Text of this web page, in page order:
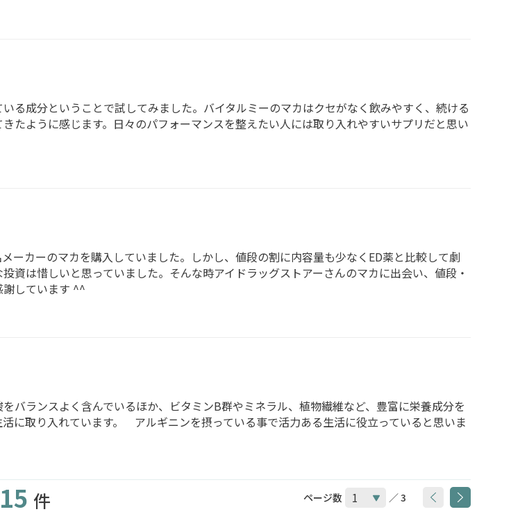
る成分ということで試してみました。バイタルミーのマカはクセがなく飲みやすく、続ける
たように感じます。日々のパフォーマンスを整えたい人には取り入れやすいサプリだと思い
ーカーのマカを購入していました。しかし、値段の割に内容量も少なくED薬と比較して劇
資は惜しいと思っていました。そんな時アイドラッグストアーさんのマカに出会い、値段・
しています ^^
バランスよく含んでいるほか、ビタミンB群やミネラル、植物繊維など、豊富に栄養成分を
に取り入れています。 アルギニンを摂っている事で活力ある生活に役立っていると思いま
15 件 ページ数 ／ 3